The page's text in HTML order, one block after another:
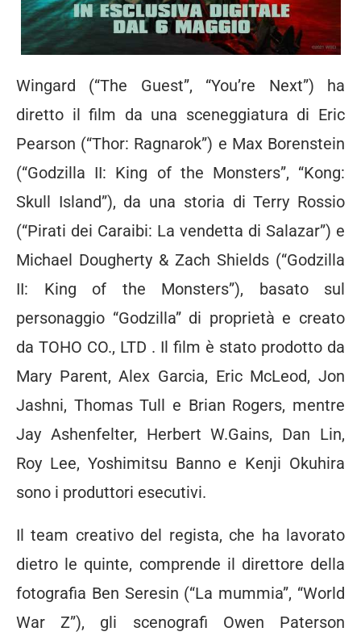
Wingard (“The Guest”, “You’re Next”) ha
diretto il film da una sceneggiatura di Eric
Pearson (“Thor: Ragnarok”) e Max Borenstein
(“Godzilla II: King of the Monsters”, “Kong:
Skull Island”), da una storia di Terry Rossio
(“Pirati dei Caraibi: La vendetta di Salazar”) e
Michael Dougherty & Zach Shields (“Godzilla
II: King of the Monsters”), basato sul
personaggio “Godzilla” di proprietà e creato
da TOHO CO., LTD . Il film è stato prodotto da
Mary Parent, Alex Garcia, Eric McLeod, Jon
Jashni, Thomas Tull e Brian Rogers, mentre
Jay Ashenfelter, Herbert W.Gains, Dan Lin,
Roy Lee, Yoshimitsu Banno e Kenji Okuhira
sono i produttori esecutivi.
Il team creativo del regista, che ha lavorato
dietro le quinte, comprende il direttore della
fotografia Ben Seresin (“La mummia”, “World
War Z”), gli scenografi Owen Paterson